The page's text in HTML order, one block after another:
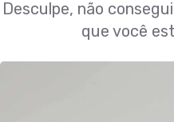
Desculpe, não
que você